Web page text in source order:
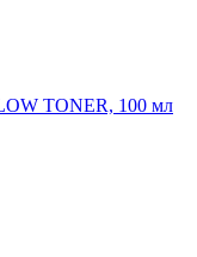
TONER, 100 мл